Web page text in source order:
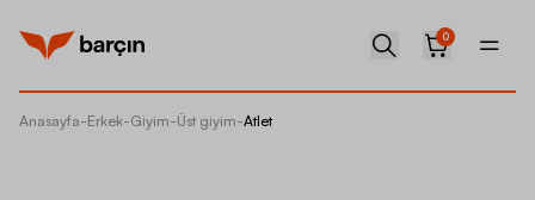
0
Anasayfa-Erkek-Giyim-Üst giyim-Atlet